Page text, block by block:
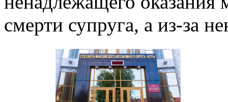
смерти супруга, а из-за